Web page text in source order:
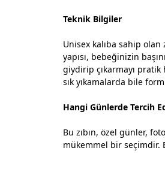
Teknik Bilgiler
Unisex kalıba sahip olan
yapısı, bebeğinizin
giydirip çıkarmayı
sık yıkamalarda bile
Hangi Günlerde Tercih
Bu zıbın, özel günler,
mükemmel bir seçimdir.